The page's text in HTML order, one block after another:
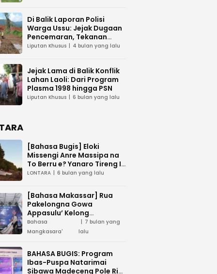
Di Balik Laporan Polisi
Warga Ussu: Jejak Dugaan
Pencemaran, Tekanan
Hukum, dan Desakan
Liputan Khusus 4 bulan yang lalu
Jejak Lama di Balik Konflik
Lahan Laoli: Dari Program
Plasma 1998 hingga PSN
Liputan Khusus 6 bulan yang lalu
[Bahasa Bugis] ‎Eloki
Missengi Anre Massipa na
To Berru e? Yanaro Tireng I
Tunue
LONTARA 6 bulan yang lalu
[Bahasa Makassar] Rua
Pakelongna Gowa
Appasulu’ Kelong
Mangkasara’ “Teai Jodota”
na “Tepo’ Jarung”
Bahasa
Mangkasara'
7 bulan yang
lalu
BAHASA BUGIS: Program
Ibas-Puspa Natarimai
Sibawa Madeceng Pole Ri